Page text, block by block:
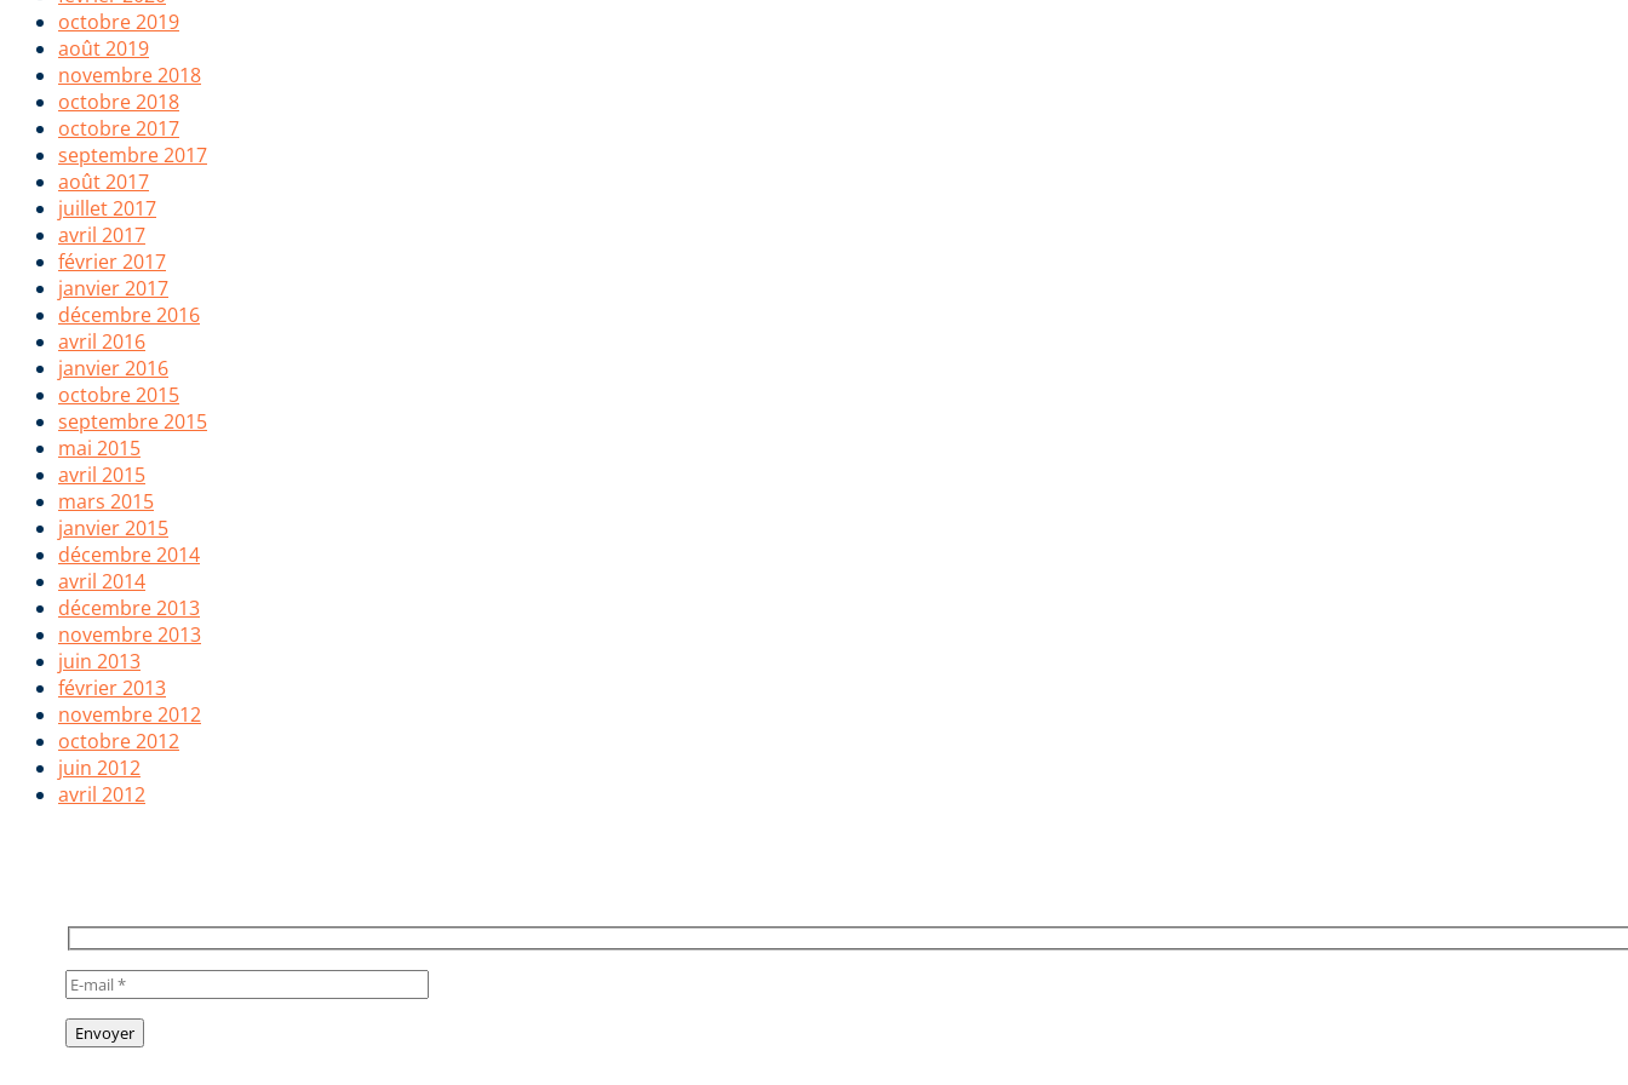
octobre 2019
août 2019
novembre 2018
octobre 2018
octobre 2017
septembre 2017
août 2017
juillet 2017
avril 2017
février 2017
janvier 2017
décembre 2016
avril 2016
janvier 2016
octobre 2015
septembre 2015
mai 2015
avril 2015
mars 2015
janvier 2015
décembre 2014
avril 2014
décembre 2013
novembre 2013
juin 2013
février 2013
novembre 2012
octobre 2012
juin 2012
avril 2012